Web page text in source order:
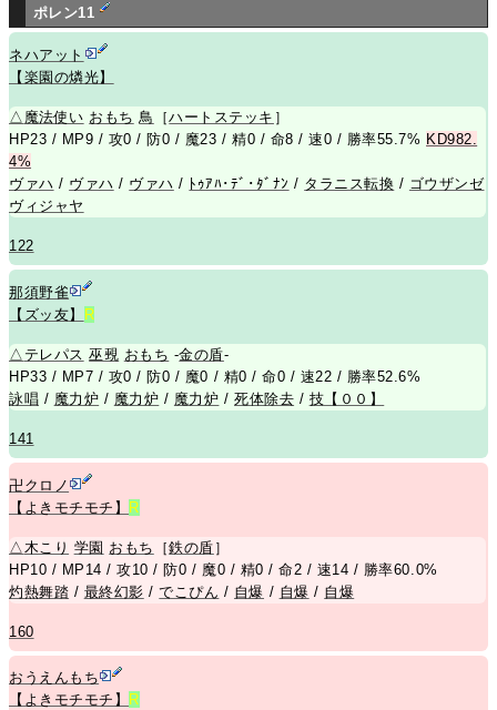
ポレン11
ネハアット
【楽園の燐光】
△ 魔法使い おもち 鳥 ［ハートステッキ ］
HP23 / MP9 / 攻0 / 防0 / 魔23 / 精0 / 命8 / 速0 / 勝率55.7% KD982.
4%
ヴァハ / ヴァハ / ヴァハ / ﾄｩｱﾊ･ﾃﾞ･ﾀﾞﾅﾝ / タラニス転換 / ゴウザンゼ
ヴィジャヤ
122
那須野雀
【ズッ友】 R
△ テレパス 巫覡 おもち -金の盾-
HP33 / MP7 / 攻0 / 防0 / 魔0 / 精0 / 命0 / 速22 / 勝率52.6%
詠唱 / 魔力炉 / 魔力炉 / 魔力炉 / 死体除去 / 技【００】
141
卍クロノ
【よきモチモチ】 R
△ 木こり 学園 おもち ［鉄の盾 ］
HP10 / MP14 / 攻10 / 防0 / 魔0 / 精0 / 命2 / 速14 / 勝率60.0%
灼熱舞踏 / 最終幻影 /でこぴん / 自爆 / 自爆 / 自爆
160
おうえんもち
【よきモチモチ】
R